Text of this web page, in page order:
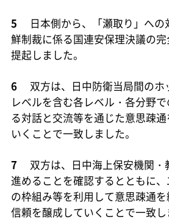
5
日本側から、「瀬取り」への
鮮制裁に係る国連安保理決議の
提起しました。
6
双方は、日中防衛当局間のホ
レベルを含む各レベル・各分野
る対話と交流等を通じた意思疎
いくことで一致しました。
7
双方は、日中海上保安機関・
進めることを確認するとともに
の枠組み等を利用して意思疎通を
信頼を醸成していくことで一致し